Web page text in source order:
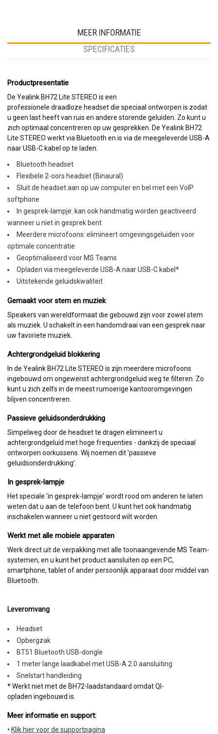
MEER INFORMATIE
SPECIFICATIES
Productpresentatie
De Yealink BH72 Lite STEREO is een
professionele draadloze headset die speciaal ontworpen is zodat
u geen last heeft van ruis en andere storende geluiden. Zo kunt u
zich optimaal concentreren op uw gesprekken. De Yealink BH72
Lite STEREO werkt via Bluetooth en is via de meegeleverde USB-A
naar USB-C kabel op te laden.
Bluetooth headset
Flexibele 2-oors headset (Binaural)
Sluit de headset aan op uw computer en bel met een VoIP
softphone
In gesprek-lampje: kan ook handmatig worden geactiveerd
wanneer u niet in gesprek bent
Meerdere microfoons: elimineert omgevingsgeluiden voor
optimale concentratie
Geoptimaliseerd voor MS Teams
Opladen via meegeleverde USB-A naar USB-C kabel*
Uitstekende geluidskwaliteit
Gemaakt voor stem en muziek
Speakers van wereldformaat die gebouwd zijn voor zowel stem
als muziek. U schakelt in een handomdraai van een gesprek naar
uw favoriete muziek.
Achtergrondgeluid blokkering
In de Yealink BH72 Lite STEREO is zijn meerdere microfoons
ingebouwd om ongewenst achtergrondgeluid weg te filteren. Zo
kunt u zich zelfs in de meest rumoerige kantooromgevingen
blijven concentreren.
Passieve geluidsonderdrukking
Simpelweg door de headset te dragen elimineert u
achtergrondgeluid met hoge frequenties - dankzij de speciaal
ontworpen oorkussens. Wij noemen dit 'passieve
geluidsonderdrukking'.
In gesprek-lampje
Het speciale 'in gesprek-lampje' wordt rood om anderen te laten
weten dat u aan de telefoon bent. U kunt het ook handmatig
inschakelen wanneer u niet gestoord wilt worden.
Werkt met alle mobiele apparaten
Werk direct uit de verpakking met alle toonaangevende MS Team-
systemen, en u kunt het product aansluiten op een PC,
smartphone, tablet of ander persoonlijk apparaat door middel van
Bluetooth.
Leveromvang
Headset
Opbergzak
BT51 Bluetooth USB-dongle
1 meter lange laadkabel met USB-A 2.0 aansluiting
Snelstart handleiding
* Werkt niet met de BH72-laadstandaard omdat QI-
opladen ingebouwd is.
Meer informatie en support:
• Klik hier voor de supportpagina